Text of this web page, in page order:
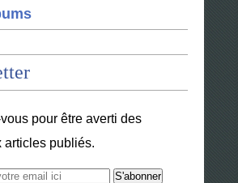
pour être averti des
articles publiés.